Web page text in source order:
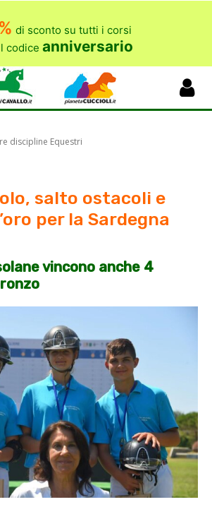
di sconto su tutti i corsi
codice anniversario
discipline Equestri
salto ostacoli e
per la Sardegna
vincono anche 4